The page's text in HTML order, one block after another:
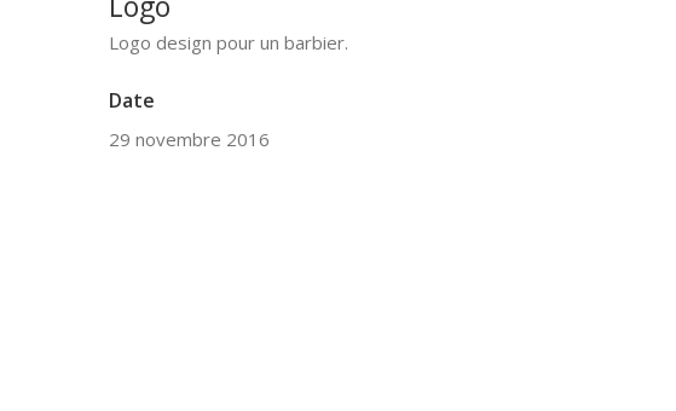
Logo design pour un barbier.
Date
29 novembre 2016